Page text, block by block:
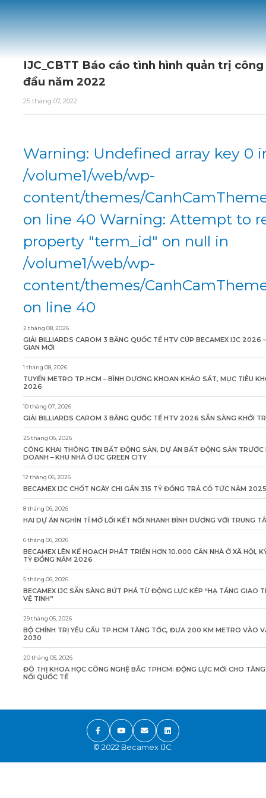
IJC_CBTT Báo cáo tình hình quản trị
đầu năm 2022
25 tháng 07, 2022
Warning: Undefined array key 0
/volume1/web/wp-
content/themes/
on line 40 Warning: Attempt to
property "term_id" on null in
/volume1/web/wp-
content/themes/
on line 40
2 tháng 08, 2026
GIẢI BILLIARDS CAROM 3 BĂNG QUỐC TẾ HTV CÚP BECAMEX IJC 2026
GIAN MỚI
1 tháng 08, 2026
TUYẾN METRO TP.HCM – BÌNH DƯƠNG KHOAN KHẢO SÁT, MỤC TIÊU
2026
10 tháng 07, 2026
GIẢI BILLIARDS CAROM 3 BĂNG QUỐC TẾ HTV 2026 SẴN SÀNG KHỞI
25 tháng 06, 2026
CÔNG KHAI THÔNG TIN BẤT ĐỘNG SẢN, DỰ ÁN BẤT ĐỘNG SẢN
DOANH – KHU NHÀ Ở IJC GREEN CITY
12 tháng 06, 2026
BECAMEX IJC CHỐT NGÀY CHI GẦN 315 TỶ ĐỒNG TRẢ CỔ TỨC NĂM 2025
8 tháng 06, 2026
HAI DỰ ÁN NGHÌN TỈ MỞ LỐI KẾT NỐI NHANH BÌNH DƯƠNG VỚI TRUNG
6 tháng 06, 2026
BECAMEX LÊN KẾ HOẠCH PHÁT TRIỂN HƠN 10.000 CĂN NHÀ Ở XÃ HỘI,
TỶ ĐỒNG NĂM 2026
5 tháng 06, 2026
BECAMEX IJC SẴN SÀNG BỨT PHÁ TỪ ĐỘNG LỰC KÉP “HẠ TẦNG GIAO
VỆ TINH”
29 tháng 05, 2026
BỘ CHÍNH TRỊ YÊU CẦU TP.HCM TĂNG TỐC, ĐƯA 200 KM METRO VÀO
2030
20 tháng 05, 2026
ĐÔ THỊ KHOA HỌC CÔNG NGHỆ BẮC TPHCM: ĐỘNG LỰC MỚI CHO
NỐI QUỐC TẾ
© 2022 Becamex IJC.